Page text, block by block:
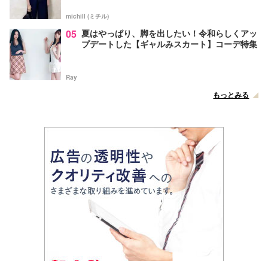
michill (ミチル)
05 夏はやっぱり、脚を出したい！令和らしくアッ
プデートした【ギャルみスカート】コーデ特集
Ray
もっとみる